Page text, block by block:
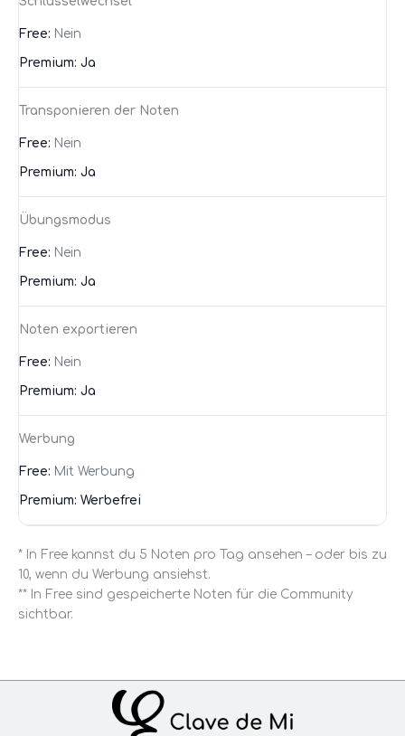
Nein
Ja
Transponieren der Noten
Nein
Ja
Übungsmodus
Nein
Ja
Noten exportieren
Nein
Ja
Werbung
Mit Werbung
Werbefrei
* In Free kannst du 5 Noten pro Tag ansehen – oder bis zu
10, wenn du Werbung ansiehst.
** In Free sind gespeicherte Noten für die Community
sichtbar.